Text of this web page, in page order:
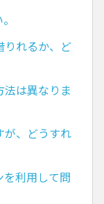
りれるか、ど
は異なりま
が、どうすれ
利用して問